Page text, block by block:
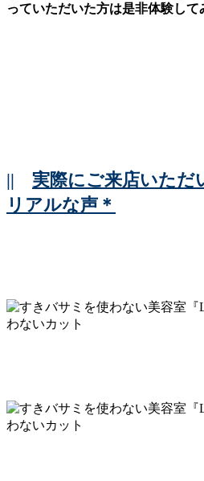
っていただいた方は是非体験して
|| 実際にご来店いただ
リアルな声＊